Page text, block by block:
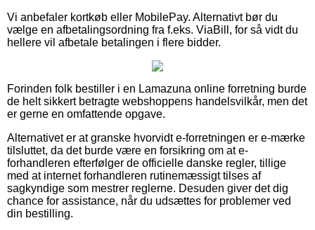
Vi anbefaler kortkøb eller MobilePay. Alternativt bør du
vælge en afbetalingsordning fra f.eks. ViaBill, for så vidt du
hellere vil afbetale betalingen i flere bidder.
Forinden folk bestiller i en Lamazuna online forretning burde
de helt sikkert betragte webshoppens handelsvilkår, men det
er gerne en omfattende opgave.
Alternativet er at granske hvorvidt e-forretningen er e-mærke
tilsluttet, da det burde være en forsikring om at e-
forhandleren efterfølger de officielle danske regler, tillige
med at internet forhandleren rutinemæssigt tilses af
sagkyndige som mestrer reglerne. Desuden giver det dig
chance for assistance, når du udsættes for problemer ved
din bestilling.